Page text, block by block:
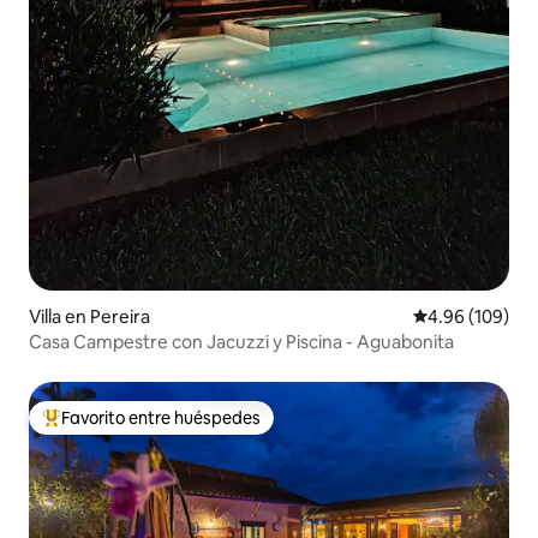
Villa en Pereira Calificación
4.96 (109)
Casa Campestre con Jacuzzi y Piscina - Aguabonita
Favorito entre huéspedes preferido
Favorito entre huéspedes